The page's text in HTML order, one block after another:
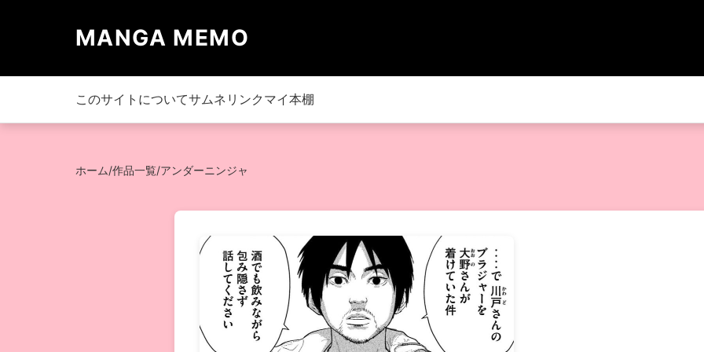
MANGA MEMO
このサイトについてサムネリンク マイ本棚
ホーム/作品一覧/アンダーニンジャ